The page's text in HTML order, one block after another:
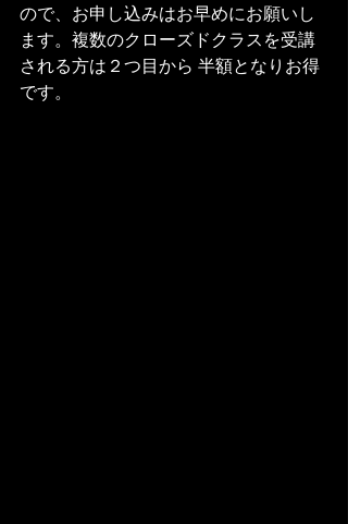
ので、お申し込みはお早めにお願いし
ます。複数のクローズドクラスを受講
される方は２つ目から 半額となりお得
です。